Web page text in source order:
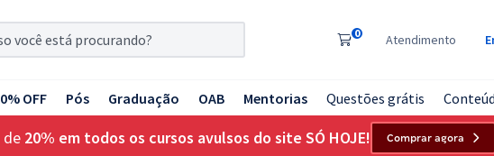
0 Atendimento
OFF Pós Graduação OAB Mentorias Questões grátis
de 20% em todos os cursos avulsos do site SÓ HOJE! Comprar agora